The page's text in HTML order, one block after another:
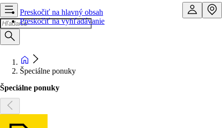
Preskočiť na hlavný obsah
Preskočiť na vyhľadávanie
Špeciálne ponuky
Špeciálne ponuky